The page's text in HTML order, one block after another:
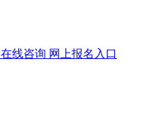
在线咨询 网上报名入口